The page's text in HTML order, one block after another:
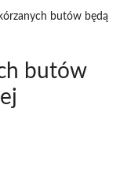
butów będą
butów